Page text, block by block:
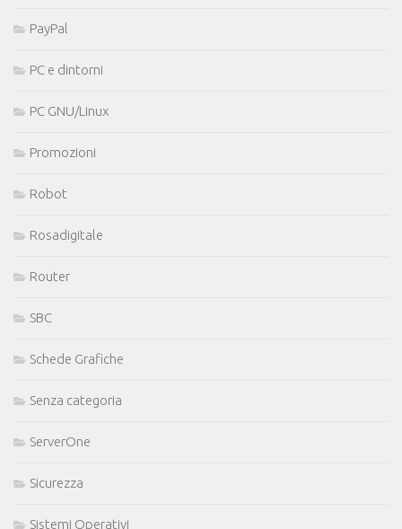
PayPal
PC e dintorni
PC GNU/Linux
Promozioni
Robot
Rosadigitale
Router
SBC
Schede Grafiche
Senza categoria
ServerOne
Sicurezza
Sistemi Operativi